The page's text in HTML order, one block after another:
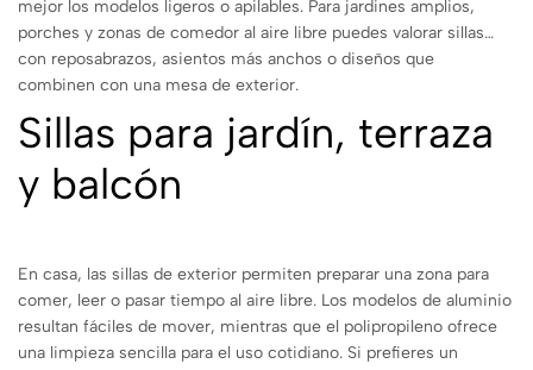
mejor los modelos ligeros o apilables. Para jardines amplios,
porches y zonas de comedor al aire libre puedes valorar sillas
con reposabrazos, asientos más anchos o diseños que
combinen con una mesa de exterior.
Sillas para jardín, terraza
y balcón
En casa, las sillas de exterior permiten preparar una zona para
comer, leer o pasar tiempo al aire libre. Los modelos de aluminio
resultan fáciles de mover, mientras que el polipropileno ofrece
una limpieza sencilla para el uso cotidiano. Si prefieres un